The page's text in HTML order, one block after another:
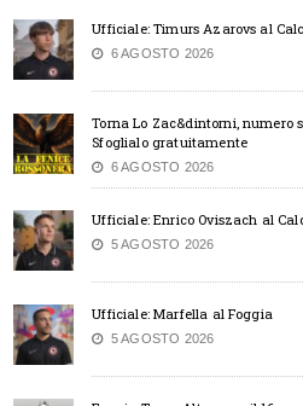
Ufficiale: Timurs Azarovs al
6 AGOSTO 2026
Torna Lo Zac&dintorni, numero
Sfoglialo gratuitamente
6 AGOSTO 2026
Ufficiale: Enrico Oviszach al
5 AGOSTO 2026
Ufficiale: Marfella al Foggia
5 AGOSTO 2026